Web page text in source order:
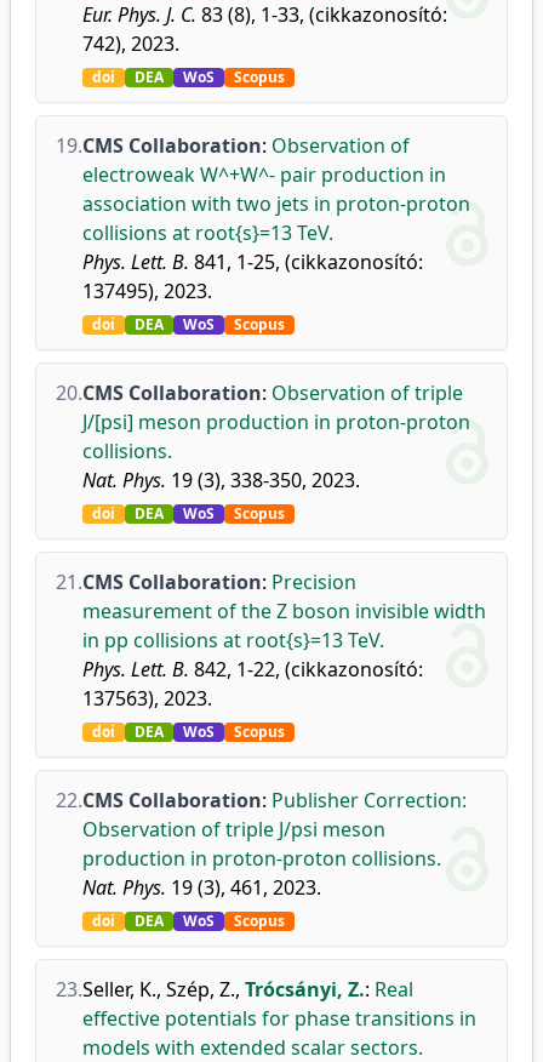
Eur. Phys. J. C. 83 (8), 1-33, (cikkazonosító:
742), 2023.
doi DEA WoS Scopus
19.CMS Collaboration: Observation of
electroweak W^+W^- pair production in
association with two jets in proton-proton
collisions at root{s}=13 TeV.
Phys. Lett. B. 841, 1-25, (cikkazonosító:
137495), 2023.
doi DEA WoS Scopus
20.CMS Collaboration: Observation of triple
J/[psi] meson production in proton-proton
collisions.
Nat. Phys. 19 (3), 338-350, 2023.
doi DEA WoS Scopus
21.CMS Collaboration: Precision
measurement of the Z boson invisible width
in pp collisions at root{s}=13 TeV.
Phys. Lett. B. 842, 1-22, (cikkazonosító:
137563), 2023.
doi DEA WoS Scopus
22.CMS Collaboration: Publisher Correction:
Observation of triple J/psi meson
production in proton-proton collisions.
Nat. Phys. 19 (3), 461, 2023.
doi DEA WoS Scopus
23.Seller, K., Szép, Z., Trócsányi, Z.: Real
effective potentials for phase transitions in
models with extended scalar sectors.